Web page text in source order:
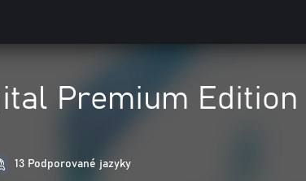
Premium Edition
13 Podporované jazyky